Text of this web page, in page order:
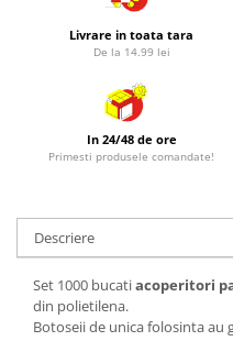
Livrare in toata tara
De la 14.99 lei
In 24/48 de ore
Primesti produsele comandate!
Descriere
Set 1000 bucatiacoperitori
din polietilena.
Botoseii de unica folosinta au